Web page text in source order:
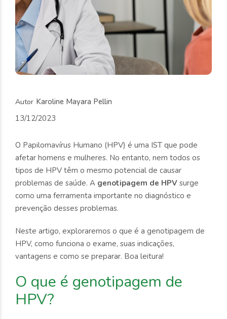
13/12/2023
Karoline Mayara Pellin
O Papilomavírus Humano (HPV) é uma IST que pode
afetar homens e mulheres. No entanto, nem todos os
tipos de HPV têm o mesmo potencial de causar
problemas de saúde. A genotipagem de HPV surge
como uma ferramenta importante no diagnóstico e
prevenção desses problemas.
Neste artigo, exploraremos o que é a genotipagem de
HPV, como funciona o exame, suas indicações,
vantagens e como se preparar. Boa leitura!
O que é genotipagem de
HPV?